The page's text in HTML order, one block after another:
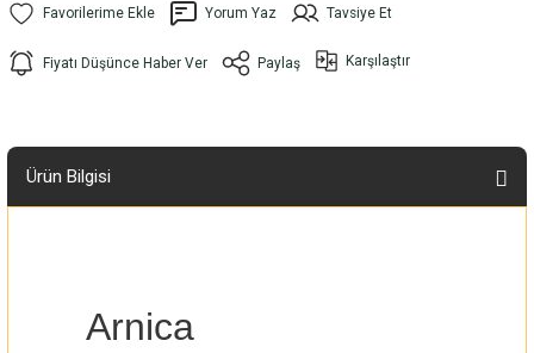
Yorum Yaz Tavsiye Et
Fiyatı Düşünce Haber Ver Paylaş Karşılaştır
Ürün Bilgisi
Arnica